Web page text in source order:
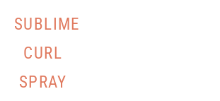
SUBLIME
CURL
SPRAY